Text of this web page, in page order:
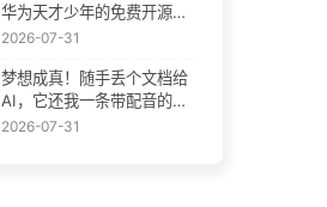
华为天才少年的免费开源
书？
2026-07-31
梦想成真！随手丢个文档给
AI，它还我一条带配音的讲
解视频
2026-07-31